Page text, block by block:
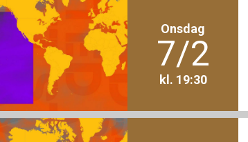
Onsdag
7/2
kl. 19:30